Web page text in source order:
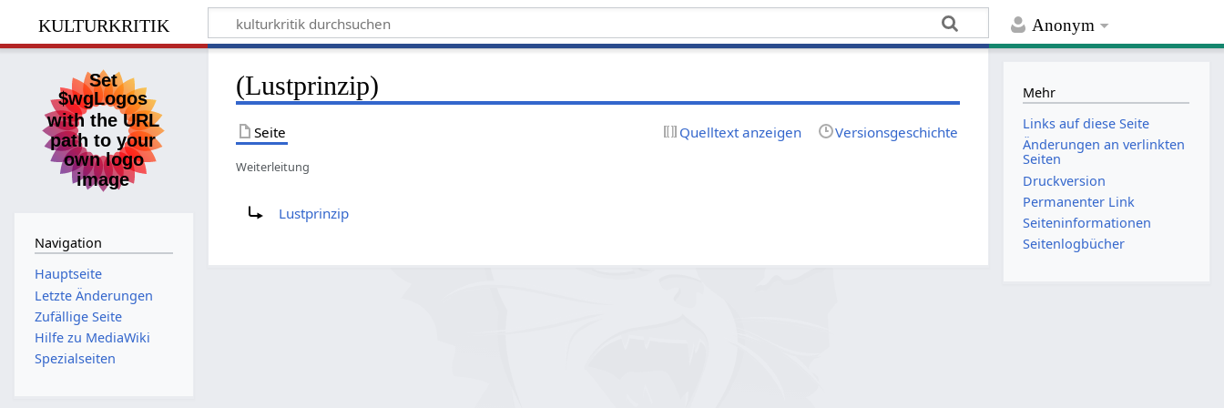
Anonym
kulturkritik
(Lustprinzip)
Seite Quelltext anzeigen Versionsgeschichte
Weiterleitung
Lustprinzip
Navigation
Hauptseite
Letzte Änderungen
Zufällige Seite
Hilfe zu MediaWiki
Spezialseiten
Mehr
Links auf diese Seite
Änderungen an verlinkten
Seiten
Druckversion
Permanenter Link
Seiten­­informationen
Seitenlogbücher